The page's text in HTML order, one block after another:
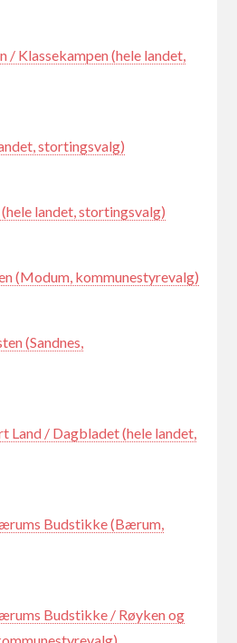
Klassekampen (hele landet,
stortingsvalg)
landet, stortingsvalg)
(Modum, kommunestyrevalg)
(Sandnes,
Land / Dagbladet (hele landet,
Budstikke (Bærum,
Budstikke / Røyken og